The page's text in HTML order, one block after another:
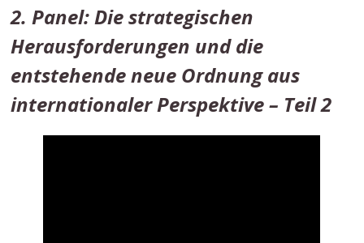
2. Panel: Die strategischen
Herausforderungen und die
entstehende neue Ordnung aus
internationaler Perspektive – Teil 2